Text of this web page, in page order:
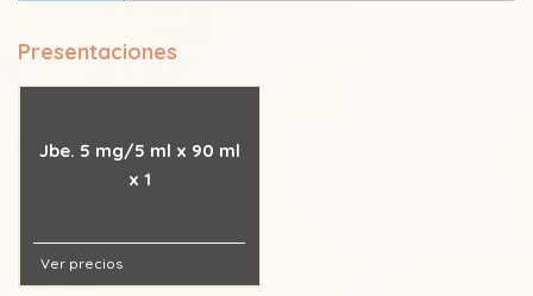
Presentaciones
Jbe. 5 mg/5 ml x 90 ml
x 1
Ver precios